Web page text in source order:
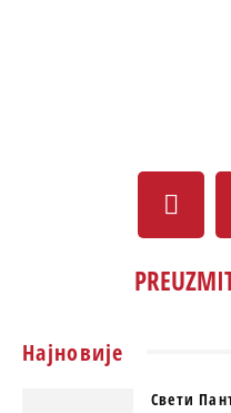
Најновије
Свети